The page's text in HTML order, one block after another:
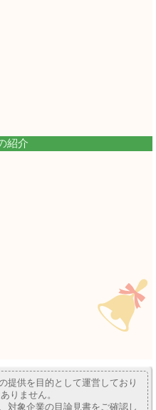
紹介
提供を目的として運営しており
りません。
対象企業の目論見書をご確認し